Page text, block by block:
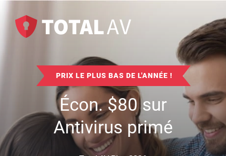
PRIX LE PLUS BAS DE L'ANNÉE !
Écon.$80sur
Antivirus primé